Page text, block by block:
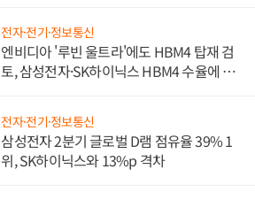
전자·전기·정보통신
엔비디아 '루빈 울트라'에도 HBM4 탑재 검
토, 삼성전자·SK하이닉스 HBM4 수율에 주
전자·전기·정보통신
삼성전자 2분기 글로벌 D램 점유율 39% 1
위, SK하이닉스와 13%p 격차